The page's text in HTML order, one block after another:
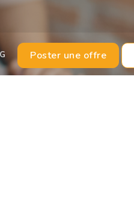
Poster une offre